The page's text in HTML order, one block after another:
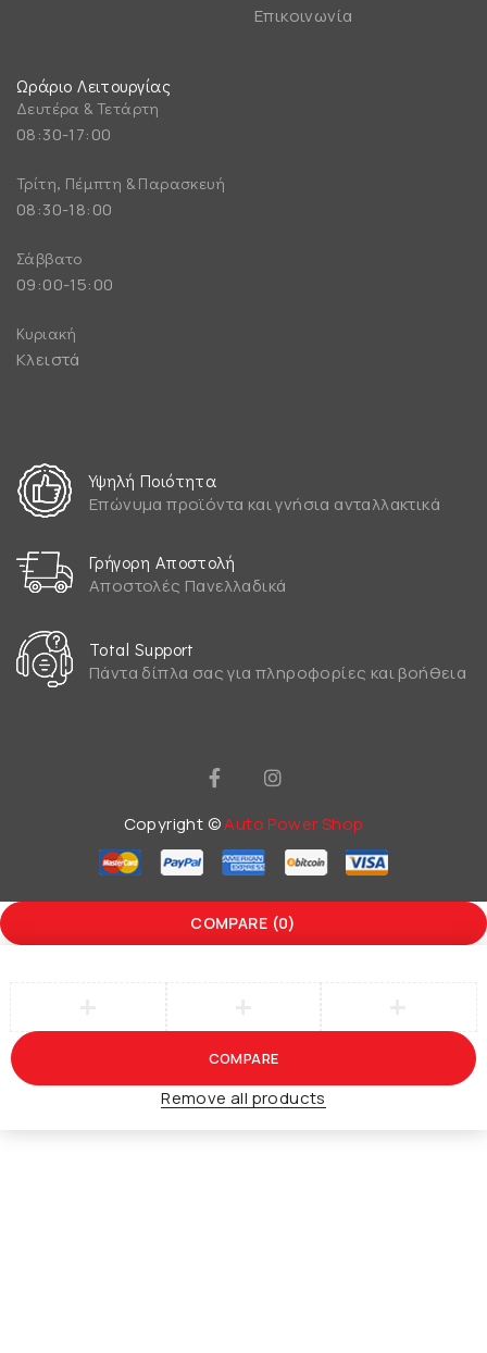
Επικοινωνία
Ωράριο Λειτουργίας
Δευτέρα & Τετάρτη
08:30-17:00
Τρίτη, Πέμπτη & Παρασκευή
08:30-18:00
Σάββατο
09:00-15:00
Κυριακή
Κλειστά
Υψηλή Ποιότητα
Επώνυμα προϊόντα και γνήσια ανταλλακτικά
Γρήγορη Αποστολή
Αποστολές Πανελλαδικά
Total Support
Πάντα δίπλα σας για πληροφορίες και βοήθεια
Copyright ©Auto Power Shop
COMPARE (0)
COMPARE
Remove all products